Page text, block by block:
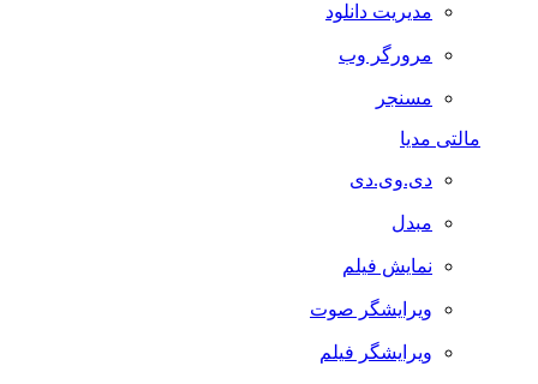
مدیریت دانلود
مرورگر وب
مسنجر
مالتی مدیا
دی.وی.دی
مبدل
نمایش فیلم
ویرایشگر صوت
ویرایشگر فیلم